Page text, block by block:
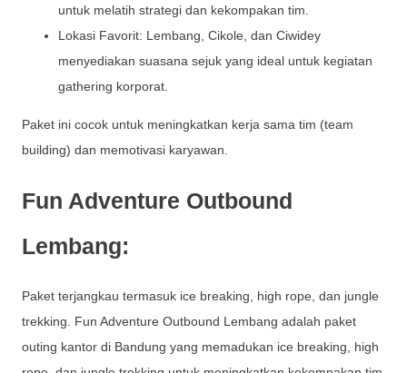
untuk melatih strategi dan kekompakan tim.
Lokasi Favorit: Lembang, Cikole, dan Ciwidey
menyediakan suasana sejuk yang ideal untuk kegiatan
gathering korporat.
Paket ini cocok untuk meningkatkan kerja sama tim (team
building) dan memotivasi karyawan.
Fun Adventure Outbound
Lembang:
Paket terjangkau termasuk ice breaking, high rope, dan jungle
trekking. Fun Adventure Outbound Lembang adalah paket
outing kantor di Bandung yang memadukan ice breaking, high